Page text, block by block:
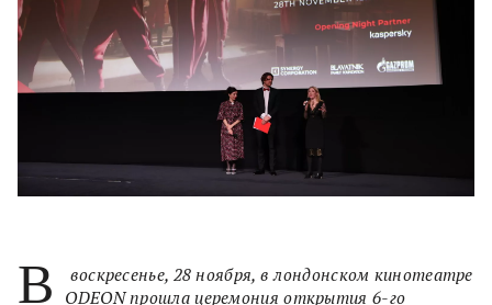
В
воскресенье, 28 ноября, в лондонском кинотеатре
ODEON прошла церемония открытия 6-го